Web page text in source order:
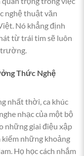
nghệ thuật văn
Nó khẳng định
từ trái tim sẽ luôn
Thức Nghệ
nhất thời, ca khúc
nhạc của một bộ
những giai điệu xập
những khoảng
Họ học cách nhắm